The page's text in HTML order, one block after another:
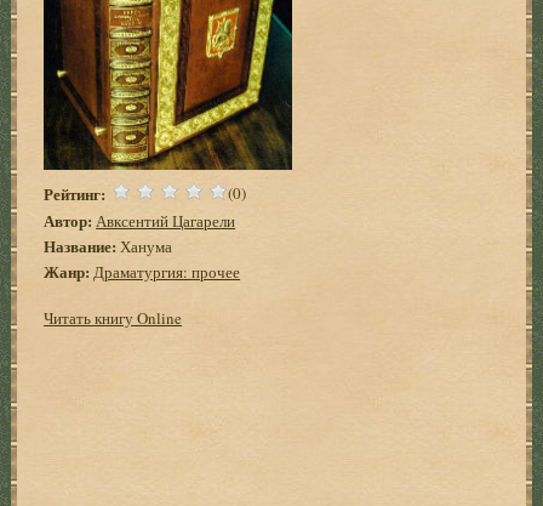
Рейтинг: (0)
Автор: Авксентий Цагарели
Название: Ханума
Жанр: Драматургия: прочее
Читать книгу Online